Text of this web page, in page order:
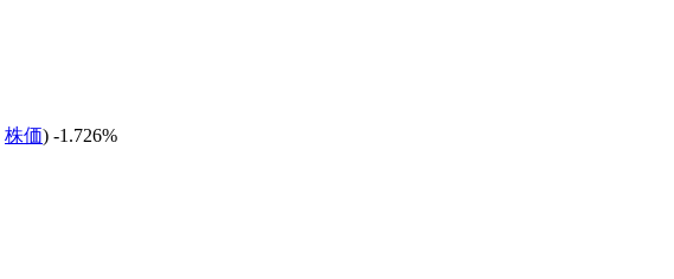
株価) -1.726%